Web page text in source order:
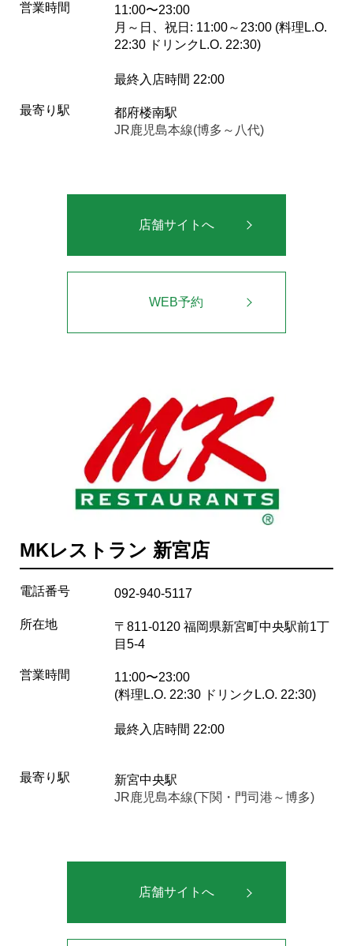
営業時間
11:00〜23:00
月～日、祝日: 11:00～23:00 (料理L.O.
22:30 ドリンクL.O. 22:30)
最終入店時間 22:00
最寄り駅
都府楼南駅
JR鹿児島本線(博多～八代)
店舗サイトへ
WEB予約
MKレストラン 新宮店
電話番号 092-940-5117
所在地
〒811-0120 福岡県新宮町中央駅前1丁
目5-4
営業時間
11:00〜23:00
(料理L.O. 22:30 ドリンクL.O. 22:30)
最終入店時間 22:00
最寄り駅
新宮中央駅
JR鹿児島本線(下関・門司港～博多)
店舗サイトへ